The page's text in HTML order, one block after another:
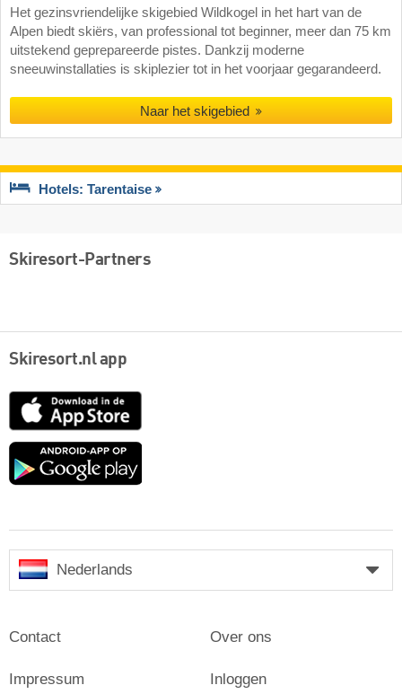
Het gezinsvriendelijke skigebied Wildkogel in het hart van de
Alpen biedt skiërs, van professional tot beginner, meer dan 75 km
uitstekend geprepareerde pistes. Dankzij moderne
sneeuwinstallaties is skiplezier tot in het voorjaar gegarandeerd.
Naar het skigebied
Hotels: Tarentaise
Skiresort-Partners
Skiresort.nl app
App
Google
Nederlands
Contact
Impressum
Over ons
Inloggen